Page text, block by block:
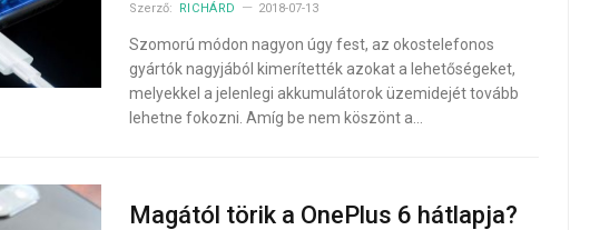
Szerző: RICHÁRD 2018-07-13
Szomorú módon nagyon úgy fest, az okostelefonos
gyártók nagyjából kimerítették azokat a lehetőségeket,
melyekkel a jelenlegi akkumulátorok üzemidejét tovább
lehetne fokozni. Amíg be nem köszönt a…
Magától törik a OnePlus 6 hátlapja?